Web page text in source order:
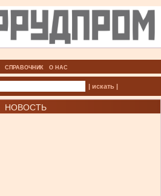
СПРАВОЧНИК О НАС
| искать |
НОВОСТЬ